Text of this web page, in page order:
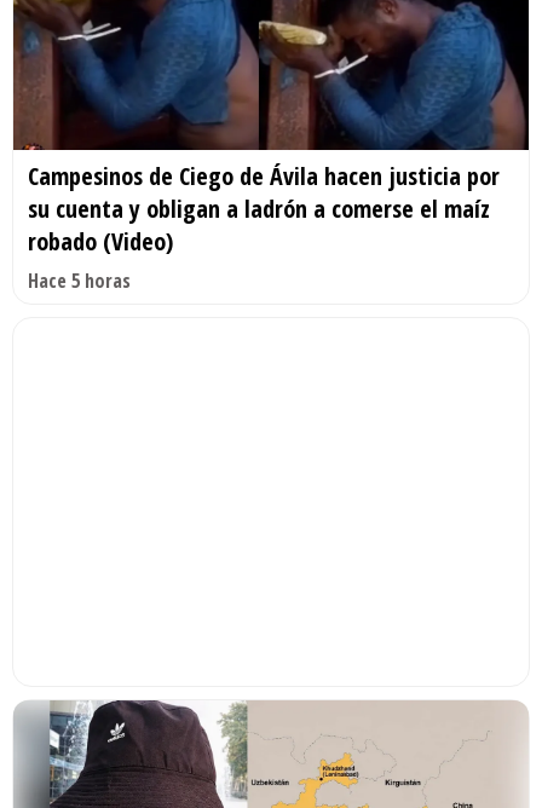
Campesinos de Ciego de Ávila hacen justicia por
su cuenta y obligan a ladrón a comerse el maíz
robado (Video)
Hace 5 horas